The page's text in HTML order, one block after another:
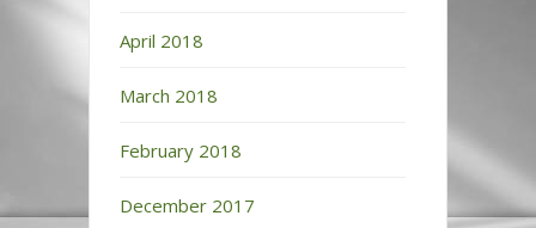
April 2018
March 2018
February 2018
December 2017